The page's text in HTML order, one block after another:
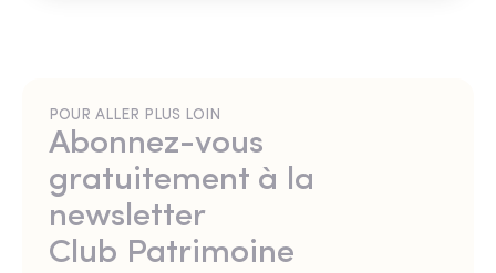
POUR ALLER PLUS LOIN
Abonnez-vous
gratuitement à la
newsletter
Club Patrimoine